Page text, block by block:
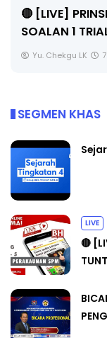
Unknown
SEGMEN KHAS
LIVE
🔴